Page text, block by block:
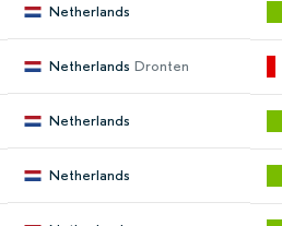
Netherlands
Netherlands Dronten
Netherlands
Netherlands